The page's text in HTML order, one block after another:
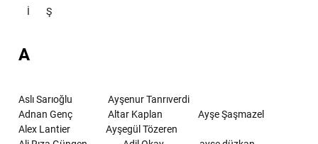
İ Ş
A
Aslı Sarıoğlu
Ayşenur Tanrıverdi
Adnan Genç
Altar Kaplan
Ayşe Şaşmazel
Alex Lantier
Ayşegül Tözeren